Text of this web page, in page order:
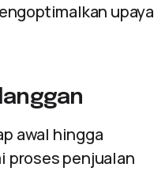
upaya
awal hingga
proses penjualan